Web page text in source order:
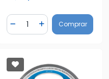
Diminuir Quantidade
Quantidade
AdicionarComprar